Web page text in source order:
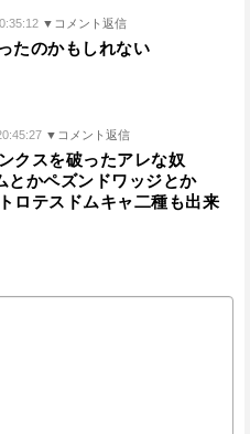
▼コメント返信
たのかもしれない
▼コメント返信
クスを破ったアレな奴
とかペズンドワッジとか
ロテスドムキャ二種も出来